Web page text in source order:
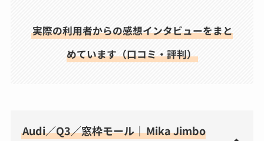
実際の利用者からの感想インタビューをまと
めています（口コミ・評判）
Audi／Q3／窓枠モール｜Mika Jimbo